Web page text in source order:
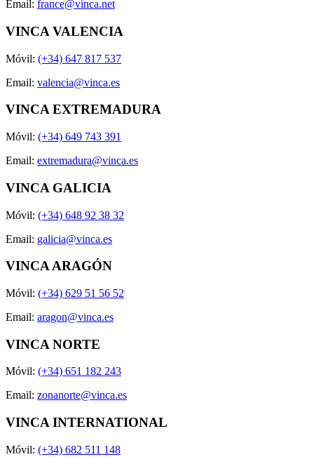
Email: france@vinca.net
VINCA VALENCIA
Móvil: (+34) 647 817 537
Email: valencia@vinca.es
VINCA EXTREMADURA
Móvil: (+34) 649 743 391
Email: extremadura@vinca.es
VINCA GALICIA
Móvil: (+34) 648 92 38 32
Email: galicia@vinca.es
VINCA ARAGÓN
Móvil: (+34) 629 51 56 52
Email: aragon@vinca.es
VINCA NORTE
Móvil: (+34) 651 182 243
Email: zonanorte@vinca.es
VINCA INTERNATIONAL
Móvil: (+34) 682 511 148